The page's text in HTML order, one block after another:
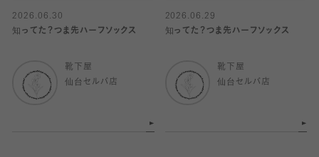
2026.06.30
知ってた？つま先ハーフソックス
靴下屋
仙台セルバ店
2026.06.29
知ってた？つま先ハーフソックス
靴下屋
仙台セルバ店